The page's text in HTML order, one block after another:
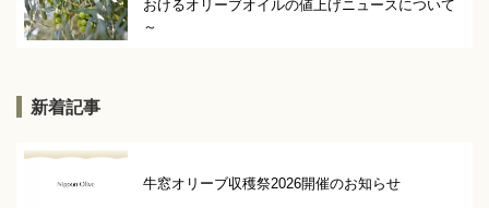
おけるオリーブオイルの値上げニュースについて
～
新着記事
牛窓オリーブ収穫祭2026開催のお知らせ